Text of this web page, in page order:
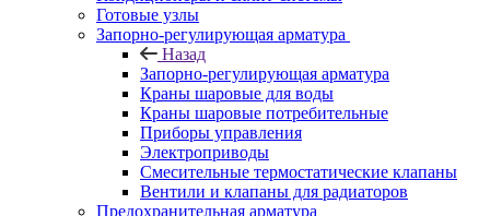
Готовые узлы
Запорно-регулирующая арматура
Назад
Запорно-регулирующая арматура
Краны шаровые для воды
Краны шаровые потребительные
Приборы управления
Электроприводы
Смесительные термостатические клапаны
Вентили и клапаны для радиаторов
Предохранительная арматура